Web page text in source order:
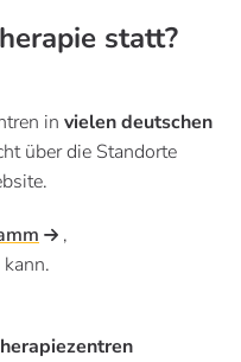
statt?
in vielen deutschen
über die Standorte
,